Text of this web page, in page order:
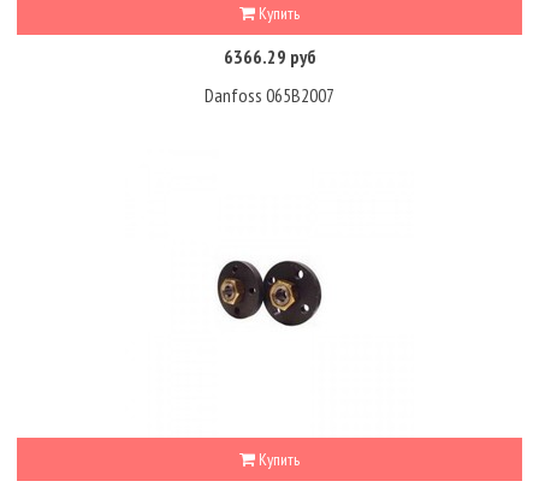
Купить
6366.29 руб
Danfoss 065B2007
Купить